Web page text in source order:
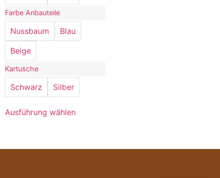
Farbe Anbauteile
Nussbaum
Blau
Beige
Kartusche
Schwarz Silber
Ausführung wählen